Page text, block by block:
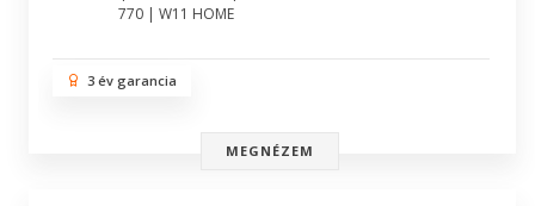
770 | W11 HOME
3 év garancia
MEGNÉZEM